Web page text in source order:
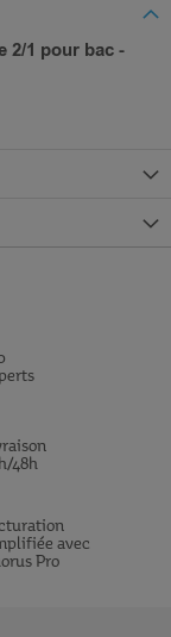
2/1 pour bac -
48h
avec
Pro